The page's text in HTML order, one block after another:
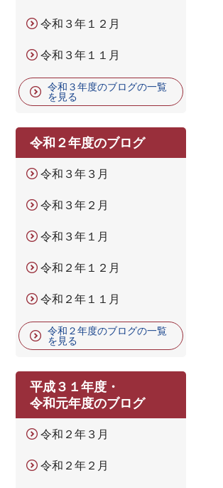
令和３年１２月
令和３年１１月
令和３年度のブログの一覧
を見る
令和２年度のブログ
令和３年３月
令和３年２月
令和３年１月
令和２年１２月
令和２年１１月
令和２年度のブログの一覧
を見る
平成３１年度・
令和元年度のブログ
令和２年３月
令和２年２月